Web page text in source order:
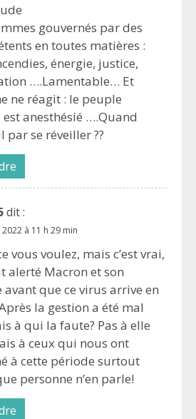
gouvernés par des
en toutes matières :
énergie, justice,
….Lamentable… Et
ne réagit : le peuple
anesthésié ….Quand
se réveiller ??
dit :
à 11 h 29 min
vous voulez, mais c’est vrai,
alerté Macron et son
que ce virus arrive en
la gestion a été mal
à qui la faute? Pas à elle
à ceux qui nous ont
à cette période surtout
personne n’en parle!